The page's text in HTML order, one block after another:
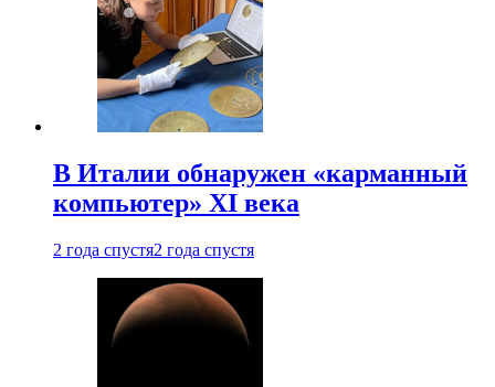
В Италии обнаружен «карманный
компьютер» XI века
2 года спустя2 года спустя